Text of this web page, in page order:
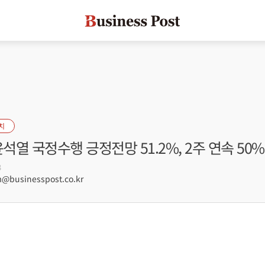
열 국정수행 긍정전망 51.2%, 2주 연속